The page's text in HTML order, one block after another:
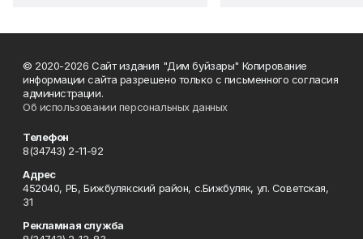
© 2020-2026 Сайт издания "Дим буйзары" Копирование
информации сайта разрешено только с письменного согласия
администрации.
Об использовании персональных данных
Телефон
8(34743) 2-11-92
Адрес
452040, РБ, Бижбулякский район, с.Бижбуляк, ул. Советская,
31
Рекламная служба